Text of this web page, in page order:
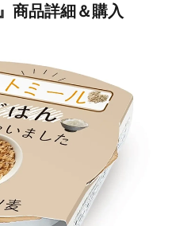
商品詳細＆購入